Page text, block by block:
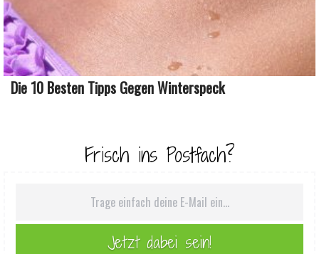
Die 10 Besten Tipps Gegen Winterspeck
Frisch ins Postfach?